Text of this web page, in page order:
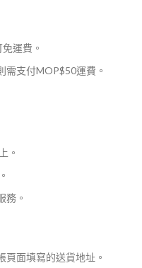
運費。
需支付MOP$50運費。
。
務。
頁面填寫的送貨地址。